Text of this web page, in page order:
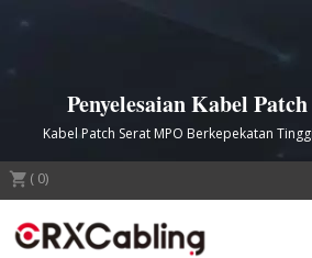
Penyelesaian Kabel
Kapasiti Serat
Kabel Patch Serat MPO Berkepekatan
Rangkaian
( 0)